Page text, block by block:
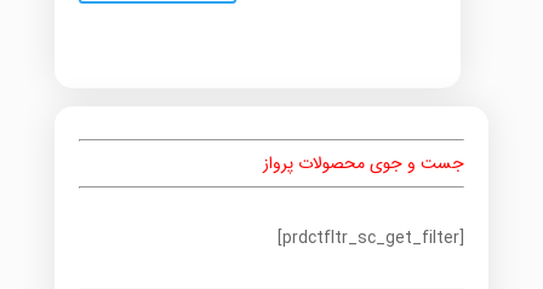
جست و جوی محصولات پرواز
[prdctfltr_sc_get_filter]